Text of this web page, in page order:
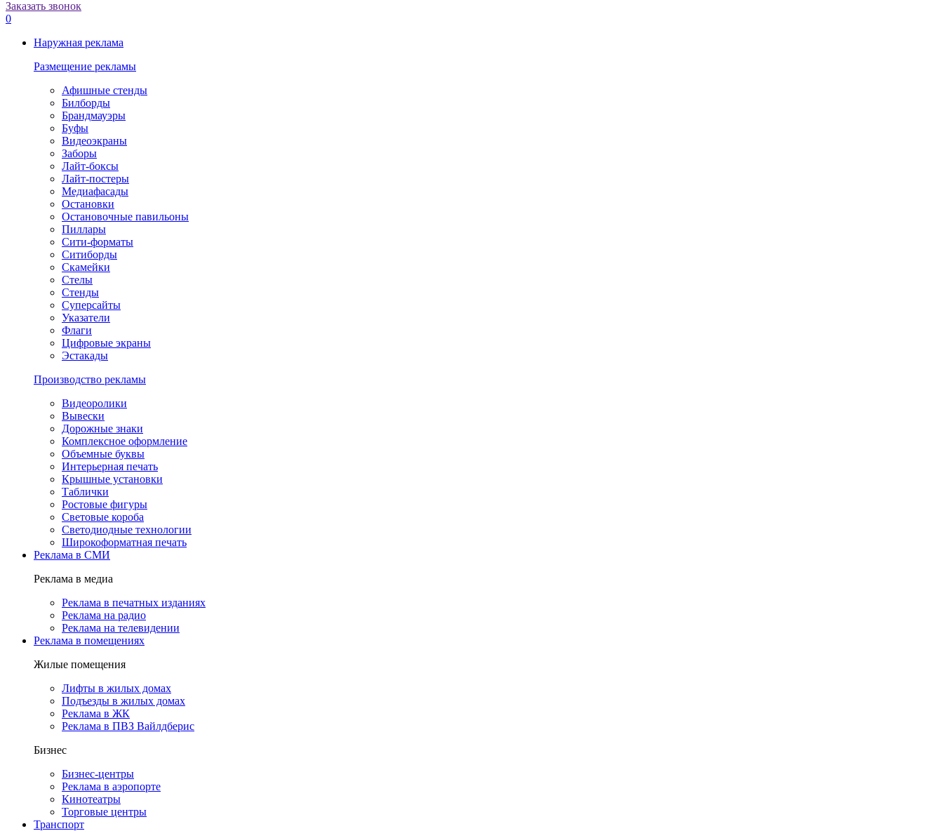
Заказать звонок
0
Наружная реклама
Размещение рекламы
Афишные стенды
Билборды
Брандмауэры
Буфы
Видеоэкраны
Заборы
Лайт-боксы
Лайт-постеры
Медиафасады
Остановки
Остановочные павильоны
Пиллары
Сити-форматы
Ситиборды
Скамейки
Стелы
Стенды
Суперсайты
Указатели
Флаги
Цифровые экраны
Эстакады
Производство рекламы
Видеоролики
Вывески
Дорожные знаки
Комплексное оформление
Объемные буквы
Интерьерная печать
Крышные установки
Таблички
Ростовые фигуры
Световые короба
Светодиодные технологии
Широкоформатная печать
Реклама в СМИ
Реклама в медиа
Реклама в печатных изданиях
Реклама на радио
Реклама на телевидении
Реклама в помещениях
Жилые помещения
Лифты в жилых домах
Подъезды в жилых домах
Реклама в ЖК
Реклама в ПВЗ Вайлдберис
Бизнес
Бизнес-центры
Реклама в аэропорте
Кинотеатры
Торговые центры
Транспорт